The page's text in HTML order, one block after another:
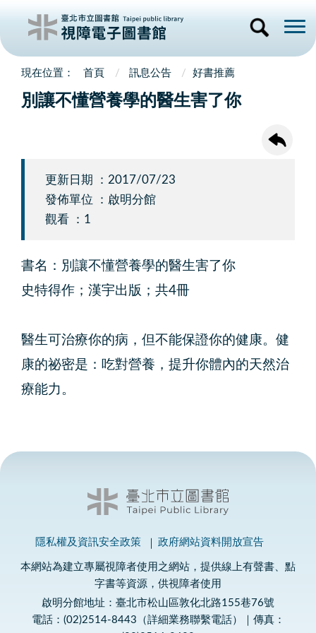
首頁 訊息公告 好書推薦
別讓不懂營養學的醫生害了你
更新日期 ：2017/07/23
發佈單位 ：啟明分館
觀看 ：1
書名：別讓不懂營養學的醫生害了你
史特得作；漢宇出版；共4冊
醫生可治療你的病，但不能保證你的健康。健
康的祕密是：吃對營養，提升你體內的天然治
療能力。
隱私權及資訊安全政策 政府網站資料開放宣告
本網站為建立專屬視障者使用之網站，提供線上有聲書、點
字書等資源，供視障者使用
啟明分館地址：臺北市松山區敦化北路155巷76號
電話：(02)2514-8443（詳細業務聯繫電話）｜傳真：